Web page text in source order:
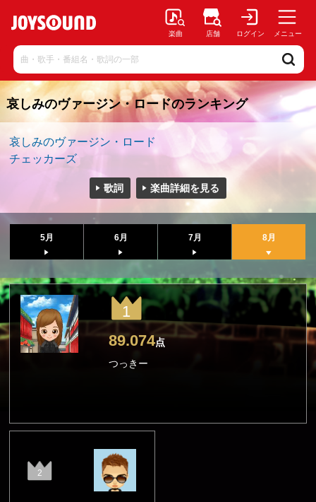
楽曲 店舗 ログイン メニュー
哀しみのヴァージン・ロードのランキング
哀しみのヴァージン・ロード
チェッカーズ
歌詞 楽曲詳細を見る
5月 6月 7月 8月
1
89.074点
つっきー
2